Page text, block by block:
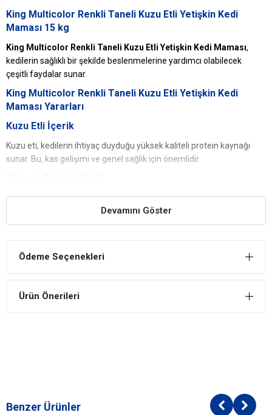
King Multicolor Renkli Taneli Kuzu Etli Yetişkin Kedi
Maması 15 kg
King Multicolor Renkli Taneli Kuzu Etli Yetişkin Kedi Maması,
kedilerin sağlıklı bir şekilde beslenmelerine yardımcı olabilecek
çeşitli faydalar sunar.
King Multicolor Renkli Taneli Kuzu Etli Yetişkin Kedi
Maması Yararları
Kuzu Etli İçerik
Kuzu eti, kedilerin ihtiyaç duyduğu yüksek kaliteli protein kaynağı
sunar. Bu, kas gelişimi ve genel sağlık için önemlidir.
Kuzu eti gibi kaliteli et kaynakları, kedilerin sindirim sistemine daha
uygun olup, sindirim sorunlarını azaltmaya yardımcı olabilir.
Renkli taneler genellikle kedilerin yemekten daha fazla keyif
almasını sağlar ve iştahlarını artırabilir. Bu, kedilerin daha düzenli
Omega-3 ve Omega-6 Yağ Asitleri
Devamını Göster
Ödeme Seçenekleri
Ürün Önerileri
Benzer Ürünler